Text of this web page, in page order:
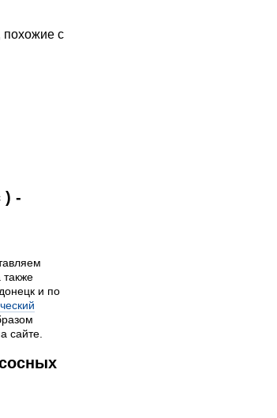
похожие с
) -
также
и по
сайте.